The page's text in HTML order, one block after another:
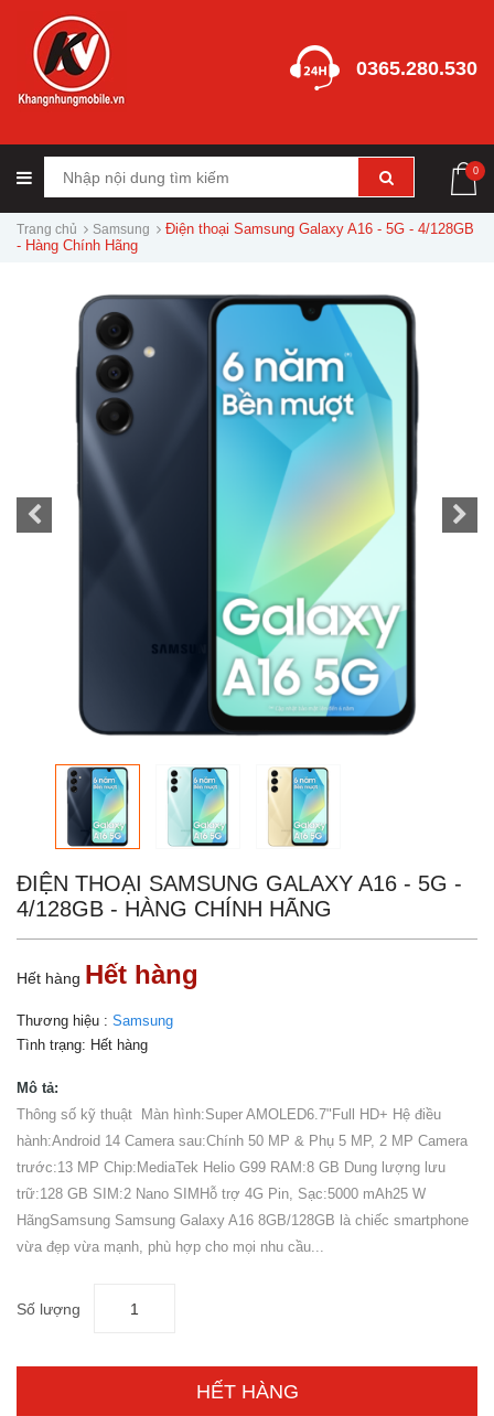
0365.280.530
0
Trang chủ Samsung
Điện thoại Samsung Galaxy A16 - 5G - 4/128GB
- Hàng Chính Hãng
ĐIỆN THOẠI SAMSUNG GALAXY A16 - 5G -
4/128GB - HÀNG CHÍNH HÃNG
Hết hàng Hết hàng
Thương hiệu : Samsung
Tình trạng: Hết hàng
Mô tả:
Thông số kỹ thuật Màn hình:Super AMOLED6.7"Full HD+ Hệ điều
hành:Android 14 Camera sau:Chính 50 MP & Phụ 5 MP, 2 MP Camera
trước:13 MP Chip:MediaTek Helio G99 RAM:8 GB Dung lượng lưu
trữ:128 GB SIM:2 Nano SIMHỗ trợ 4G Pin, Sạc:5000 mAh25 W
HãngSamsung Samsung Galaxy A16 8GB/128GB là chiếc smartphone
vừa đẹp vừa mạnh, phù hợp cho mọi nhu cầu...
Số lượng
HẾT HÀNG